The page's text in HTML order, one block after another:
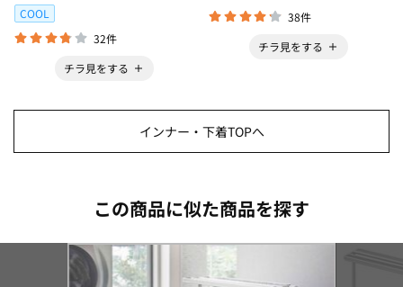
COOL
32件
チラ見をする
38件
チラ見をする
インナー・下着TOPへ
この商品に似た商品を探す